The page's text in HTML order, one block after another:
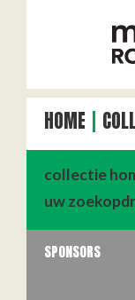
HOME
collectie
uw
SPONSORS